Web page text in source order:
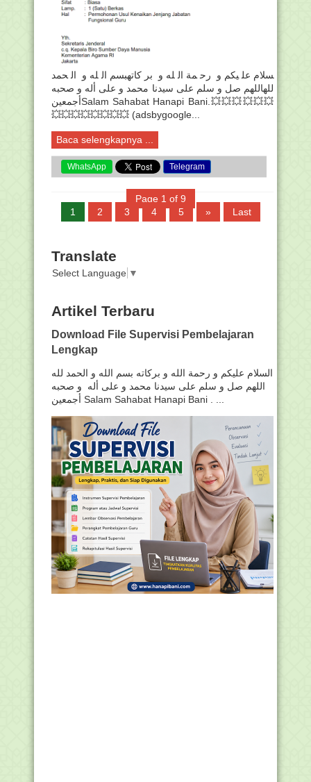
سلام عليكم و رحمة الله و بركاتهبسم الله و الحمد
للهاللهم صل و سلم على سيدنا محمد و على أله و صحبه
أجمعينSalam Sahabat Hanapi Bani.💥💥💥💥💥💥
💥💥💥💥💥💥💥💥 (adsbygoogle...
Baca selengkapnya ...
WhatsApp Telegram
Page 1 of 9
1
2 3 4 5 » Last
Translate
Select Language ▼
Artikel Terbaru
Download File Supervisi Pembelajaran
Lengkap
السلام عليكم و رحمة الله و بركاته بسم الله و الحمد لله
اللهم صل و سلم على سيدنا محمد و على أله و صحبه
أجمعين Salam Sahabat Hanapi Bani . ...